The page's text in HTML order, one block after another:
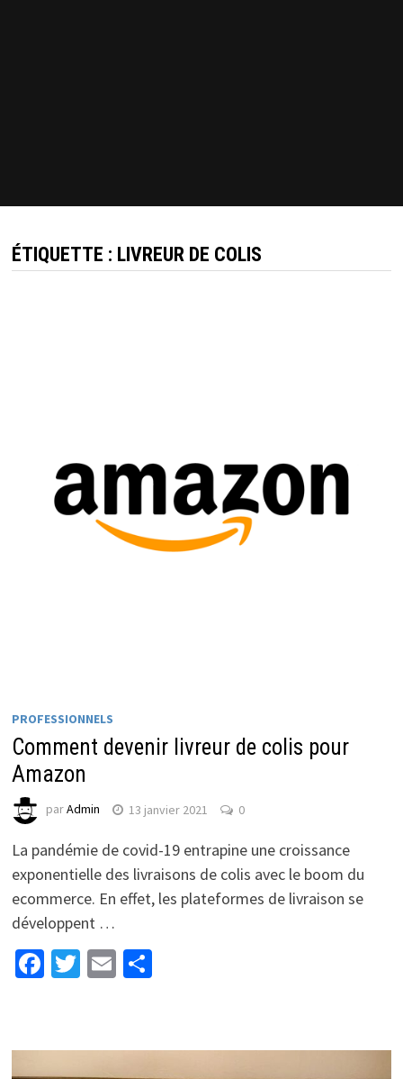
ÉTIQUETTE : LIVREUR DE COLIS
PROFESSIONNELS
Comment devenir livreur de colis pour
Amazon
parAdmin 13 janvier 2021 0
La pandémie de covid-19 entrapine une croissance
exponentielle des livraisons de colis avec le boom du
ecommerce. En effet, les plateformes de livraison se
développent …
Facebook
Twitter
EmailPartager